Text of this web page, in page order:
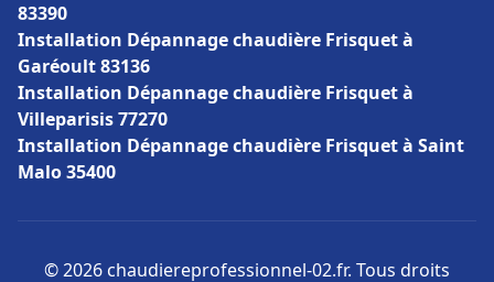
83390
Installation Dépannage chaudière Frisquet à
Garéoult 83136
Installation Dépannage chaudière Frisquet à
Villeparisis 77270
Installation Dépannage chaudière Frisquet à Saint
Malo 35400
© 2026 chaudiereprofessionnel-02.fr. Tous droits